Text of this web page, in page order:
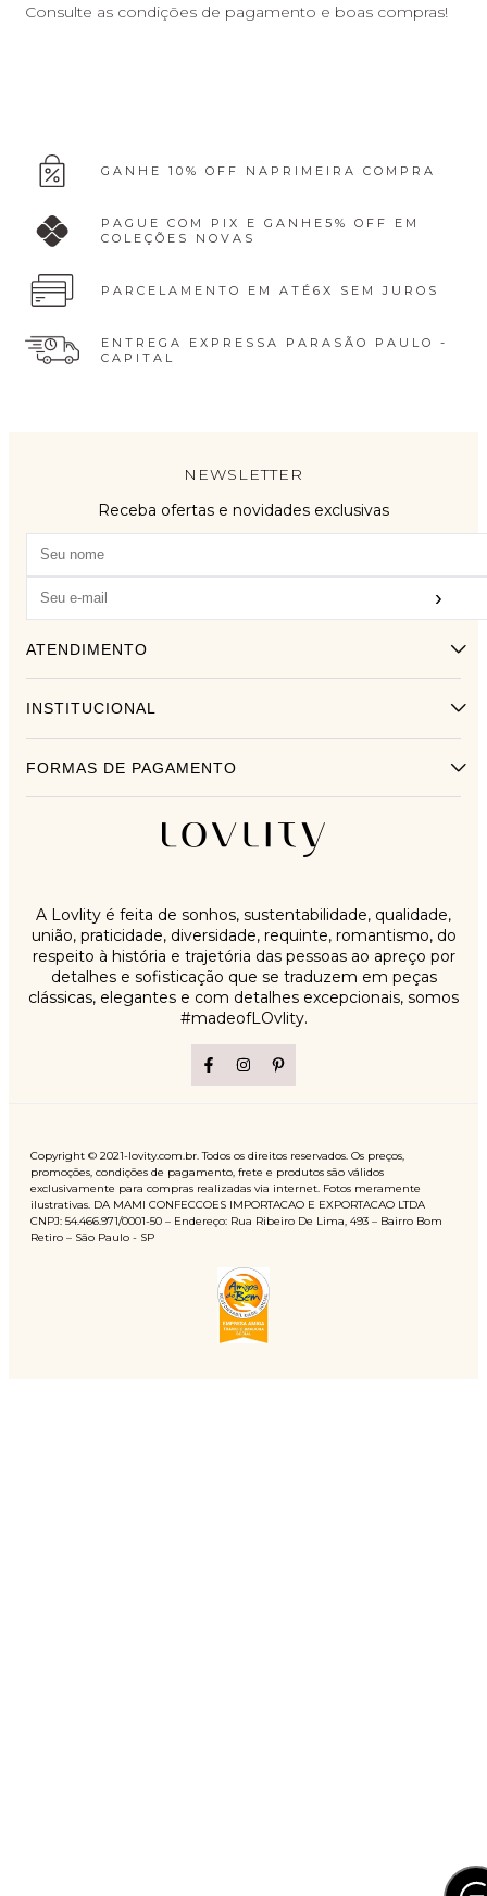
Consulte as condições de pagamento e boas compras!
GANHE 10% OFF NA PRIMEIRA COMPRA
PAGUE COM PIX E GANHE 5% OFF EM
COLEÇÕES NOVAS
PARCELAMENTO EM ATÉ 6X SEM JUROS
ENTREGA EXPRESSA PARA SÃO PAULO -
CAPITAL
NEWSLETTER
Receba ofertas e novidades exclusivas
›
ATENDIMENTO
INSTITUCIONAL
FORMAS DE PAGAMENTO
A Lovlity é feita de sonhos, sustentabilidade, qualidade,
união, praticidade, diversidade, requinte, romantismo, do
respeito à história e trajetória das pessoas ao apreço por
detalhes e sofisticação que se traduzem em peças
clássicas, elegantes e com detalhes excepcionais, somos
#madeofLOvlity.
Copyright © 2021-lovity.com.br. Todos os direitos reservados. Os preços,
promoções, condições de pagamento, frete e produtos são válidos
exclusivamente para compras realizadas via internet. Fotos meramente
ilustrativas. DA MAMI CONFECCOES IMPORTACAO E EXPORTACAO LTDA
CNPJ: 54.466.971/0001-50 – Endereço: Rua Ribeiro De Lima, 493 – Bairro Bom
Retiro – São Paulo - SP